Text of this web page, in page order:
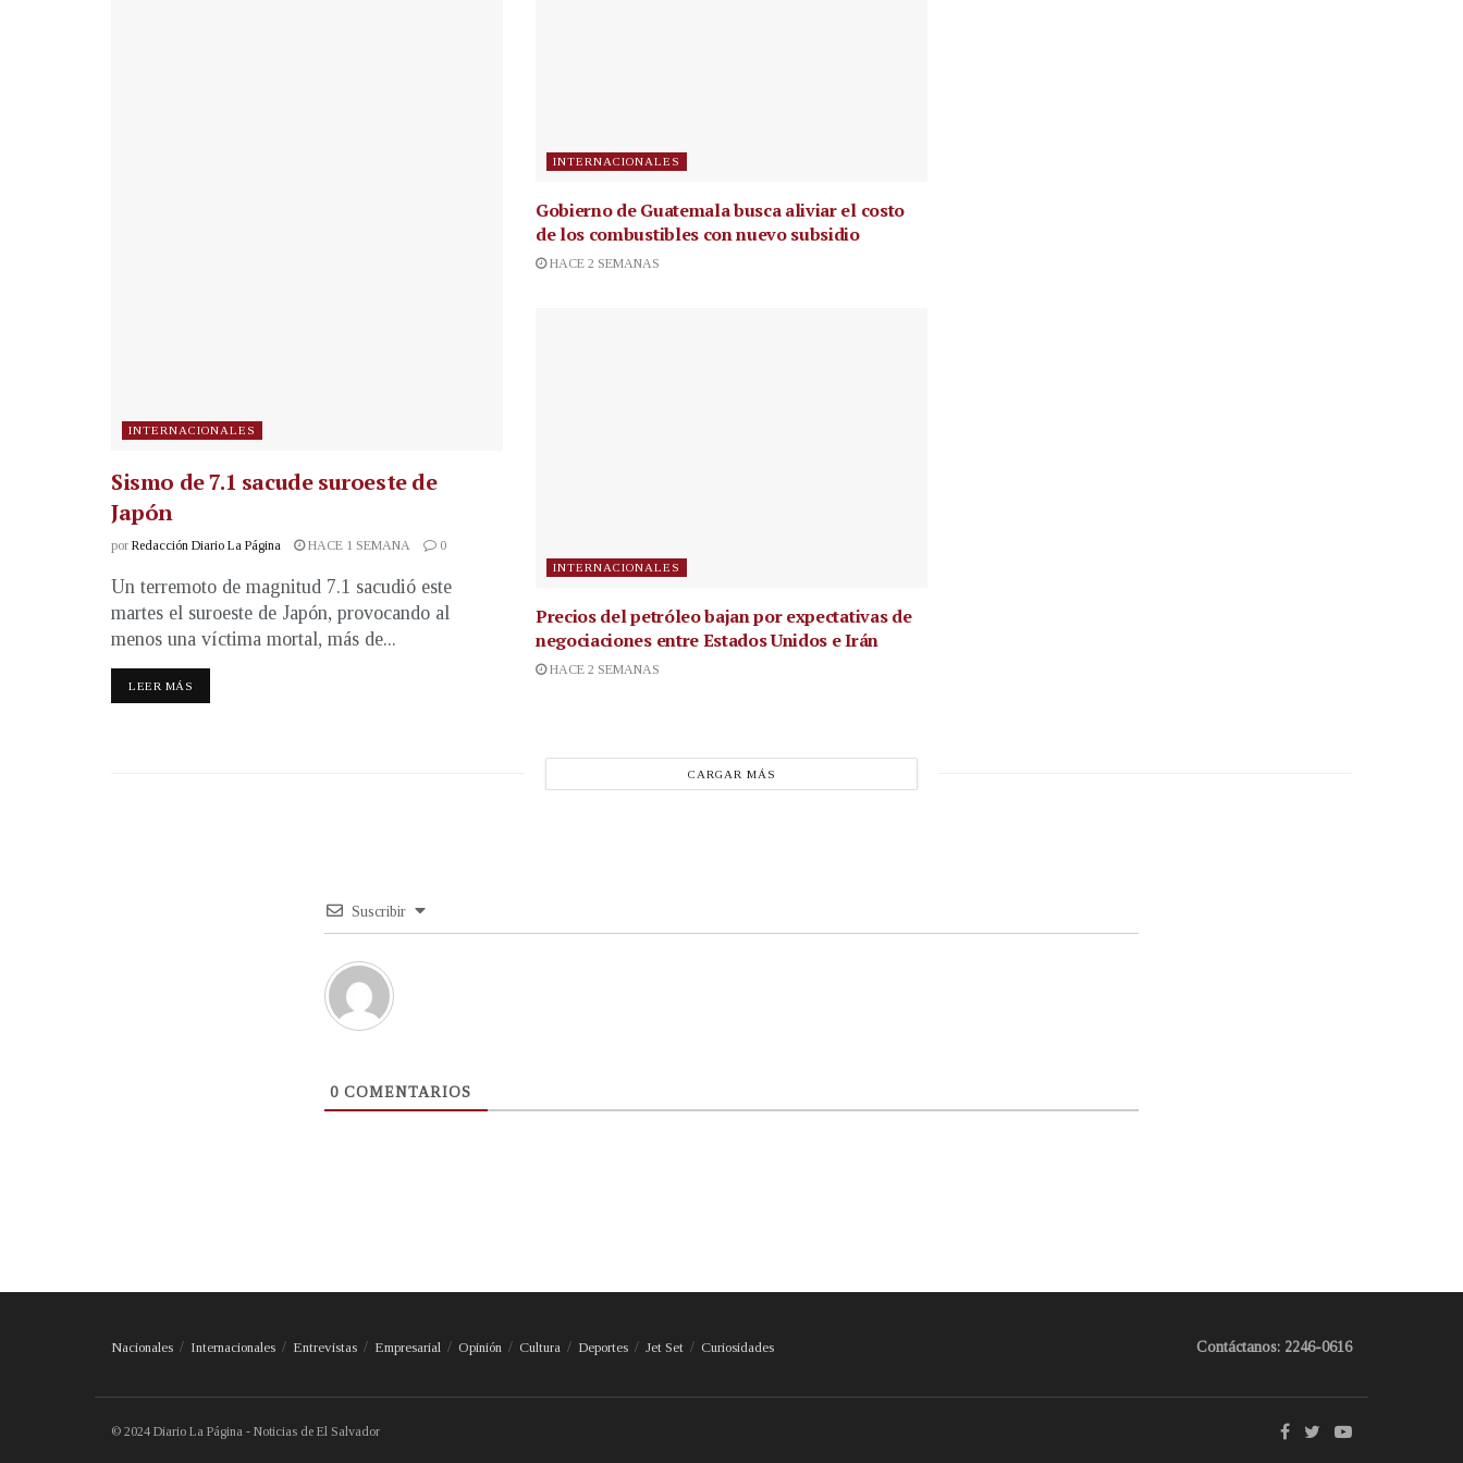
INTERNACIONALES
Sismo de 7.1 sacude suroeste de
Japón
por Redacción Diario La Página HACE 1 SEMANA 0
Un terremoto de magnitud 7.1 sacudió este
martes el suroeste de Japón, provocando al
menos una víctima mortal, más de...
LEER MÁS
INTERNACIONALES
Gobierno de Guatemala busca aliviar el costo
de los combustibles con nuevo subsidio
HACE 2 SEMANAS
INTERNACIONALES
Precios del petróleo bajan por expectativas de
negociaciones entre Estados Unidos e Irán
HACE 2 SEMANAS
CARGAR MÁS
Suscribir
0 COMENTARIOS
Nacionales Internacionales Entrevistas Empresarial Opinión Cultura Deportes Jet Set Curiosidades Contáctanos: 2246-0616
© 2024 Diario La Página - Noticias de El Salvador